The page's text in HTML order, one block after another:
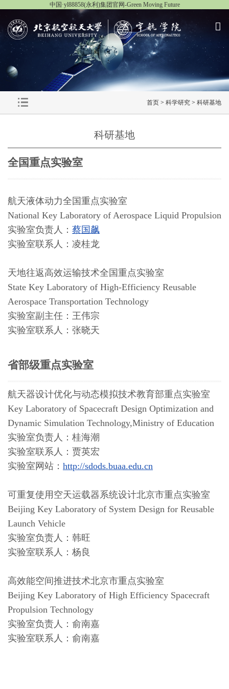
中国·yl88858(永利)集团官网-Green Moving Future
首页 > 科学研究 > 科研基地
科研基地
全国重点实验室
航天液体动力全国重点实验室
National Key Laboratory of Aerospace Liquid Propulsion
实验室负责人： 蔡国飙
实验室联系人：凌桂龙
天地往返高效运输技术全国重点实验室
State Key Laboratory of High-Efficiency Reusable
Aerospace Transportation Technology
实验室副主任：王伟宗
实验室联系人：张晓天
省部级重点实验室
航天器设计优化与动态模拟技术教育部重点实验室
Key Laboratory of Spacecraft Design Optimization and
Dynamic Simulation Technology,Ministry of Education
实验室负责人：桂海潮
实验室联系人：贾英宏
实验室网站： http://sdods.buaa.edu.cn
可重复使用空天运载器系统设计北京市重点实验室
Beijing Key Laboratory of System Design for Reusable
Launch Vehicle
实验室负责人：韩旺
实验室联系人：杨良
高效能空间推进技术北京市重点实验室
Beijing Key Laboratory of High Efficiency Spacecraft
Propulsion Technology
实验室负责人：俞南嘉
实验室联系人：俞南嘉